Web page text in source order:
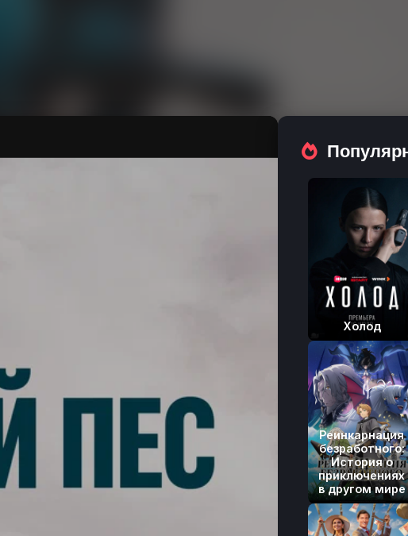
Холод
Реинкарнация
безработного:
История о
приключениях
в другом мире